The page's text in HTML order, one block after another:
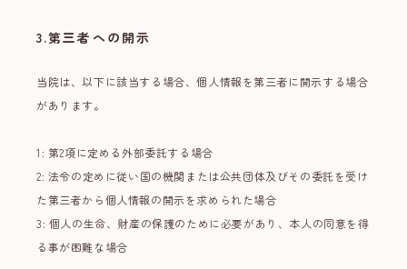
3.第三者への開示
当院は、以下に該当する場合、個人情報を第三者に開示する場合
があります。
1: 第2項に定める外部委託する場合
2: 法令の定めに従い国の機関または公共団体及びその委託を受け
た第三者から個人情報の開示を求められた場合
3: 個人の生命、財産の保護のために必要があり、本人の同意を得
る事が困難な場合